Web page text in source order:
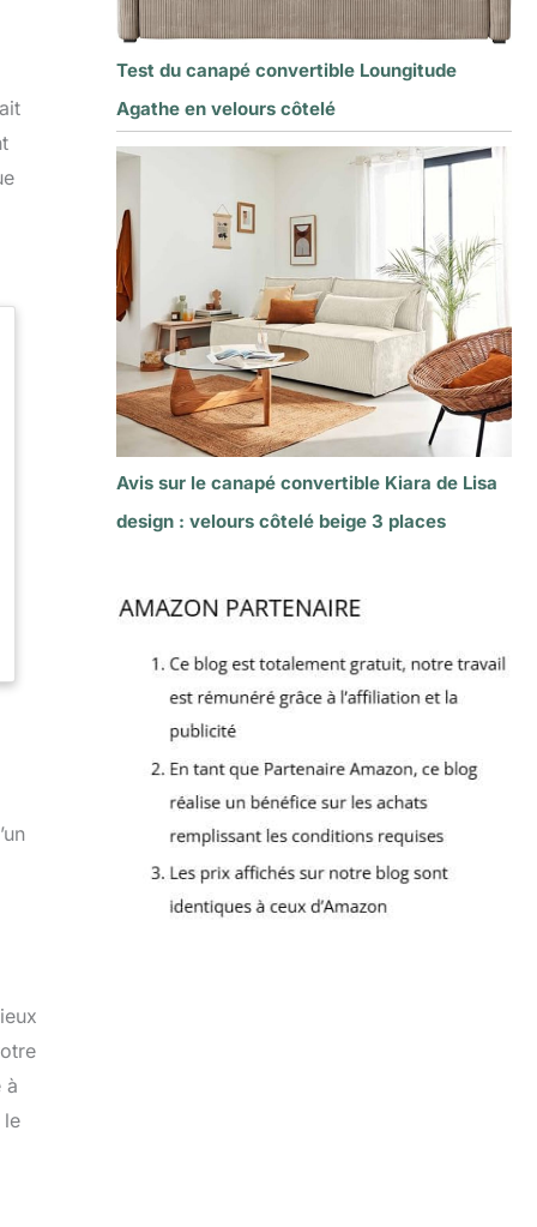
à
le
Test du canapé convertible Loungitude
Agathe en velours côtelé
Avis sur le canapé convertible Kiara de Lisa
design : velours côtelé beige 3 places